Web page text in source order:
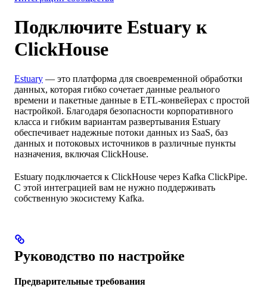
Подключите Estuary к
ClickHouse
Estuary — это платформа для своевременной обработки
данных, которая гибко сочетает данные реального
времени и пакетные данные в ETL-конвейерах с простой
настройкой. Благодаря безопасности корпоративного
класса и гибким вариантам развертывания Estuary
обеспечивает надежные потоки данных из SaaS, баз
данных и потоковых источников в различные пункты
назначения, включая ClickHouse.
Estuary подключается к ClickHouse через Kafka ClickPipe.
С этой интеграцией вам не нужно поддерживать
собственную экосистему Kafka.
Руководство по настройке
Предварительные требования